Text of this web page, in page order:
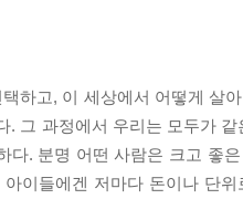
하고, 이 세상에서 어떻게 살
그 과정에서 우리는 모두가
다. 분명 어떤 사람은 크고
이들에겐 저마다 돈이나 단